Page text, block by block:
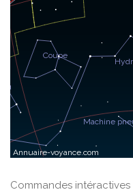
Commandes intéractives